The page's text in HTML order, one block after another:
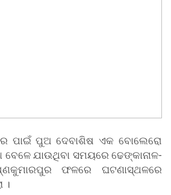
ପାଇଁ ପୁଅ ଦେବାଶିଷ ଏକ ବୋଲେରୋ
ବେଳେ ଯାଉଥିବା ସମୟରେ ଢେଙ୍କାନାଳ-
ଫଳରେ ଘଟଣାସ୍ଥଳରେ
।